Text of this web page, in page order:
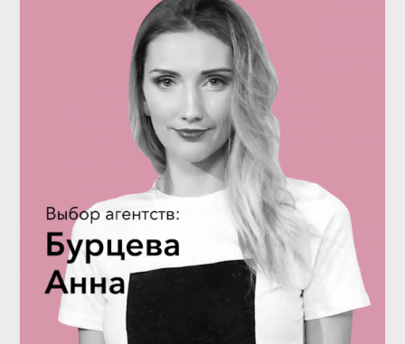
ИНТЕРВЬЮ
Выбор агентств: декоратор Анна
Бурцева